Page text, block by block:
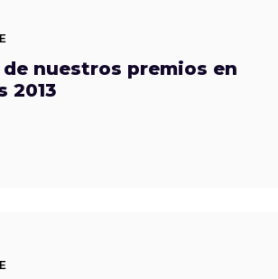
nuestros premios en
2013